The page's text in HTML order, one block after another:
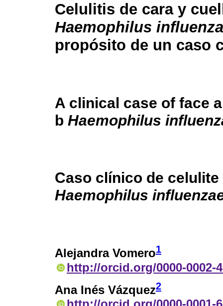
Celulitis de cara y
Haemophilus
propósito de un caso
A clinical case of face
b Haemophilus
Caso clínico de
Haemophilus
Alejandra Vomero1
http://orcid.org/0000-0002-
Ana Inés Vázquez2